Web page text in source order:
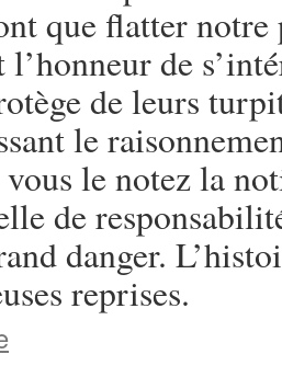
que flatter
de
de leurs
le
le notez la
de
danger.
reprises.